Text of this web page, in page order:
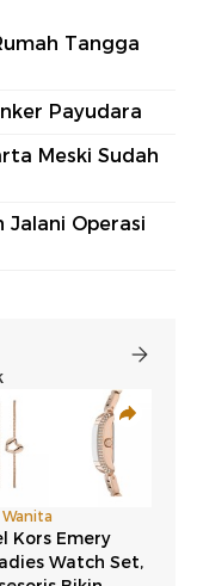
Tangga
Payudara
Meski Sudah
Jalani Operasi